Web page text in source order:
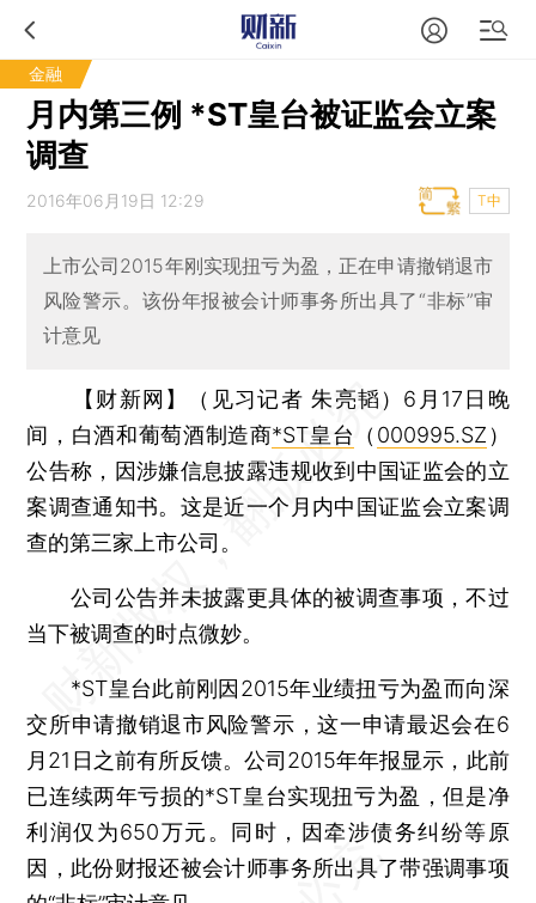
金融
月内第三例 *ST皇台被证监会立案
调查
2016年06月19日 12:29 T中
上市公司2015年刚实现扭亏为盈，正在申请撤销退市
风险警示。该份年报被会计师事务所出具了“非标”审
计意见
【财新网】（见习记者 朱亮韬） 6月17日晚
间，白酒和葡萄酒制造商*ST皇台 （ 000995.SZ ）
公告称，因涉嫌信息披露违规收到中国证监会的立
案调查通知书。这是近一个月内中国证监会立案调
查的第三家上市公司。
公司公告并未披露更具体的被调查事项，不过
当下被调查的时点微妙。
*ST皇台此前刚因2015年业绩扭亏为盈而向深
交所申请撤销退市风险警示，这一申请最迟会在6
月21日之前有所反馈。公司2015年年报显示，此前
已连续两年亏损的*ST皇台实现扭亏为盈，但是净
利润仅为650万元。同时，因牵涉债务纠纷等原
因，此份财报还被会计师事务所出具了带强调事项